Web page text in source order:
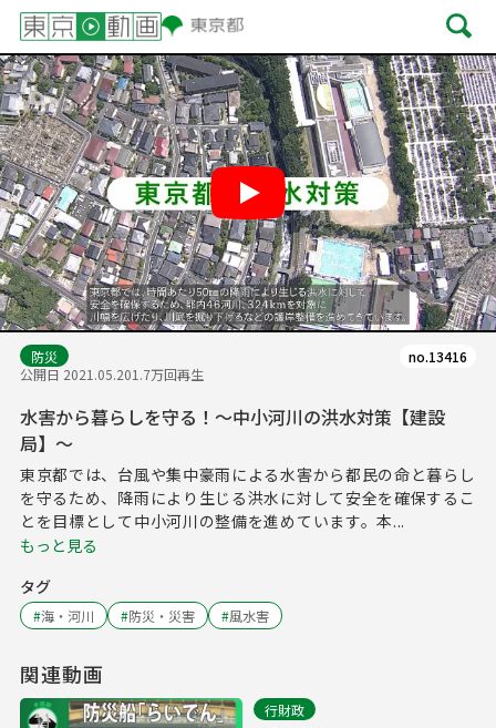
Play
防災
公開日 2021.05.201.7万回再生
no.13416
水害から暮らしを守る！～中小河川の洪水対策【建設
局】～
東京都では、台風や集中豪雨による水害から都民の命と暮らし
を守るため、降雨により生じる洪水に対して安全を確保するこ
とを目標として中小河川の整備を進めています。本...
もっと見る
タグ
#海・河川 #防災・災害 #風水害
関連動画
行財政